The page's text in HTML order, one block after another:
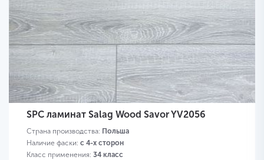
SPC ламинат Salag Wood Savor YV2056
Страна производства: Польша
Наличие фаски: с 4-х сторон
Класс применения: 34 класс